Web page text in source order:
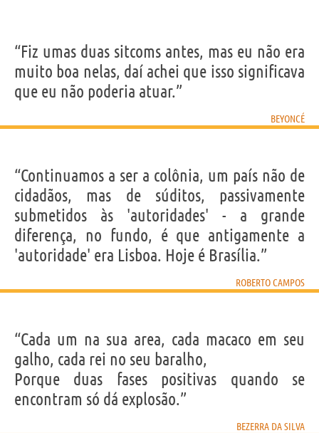
“Fiz umas duas sitcoms antes, mas eu não era
muito boa nelas, daí achei que isso significava
que eu não poderia atuar.”
BEYONCÉ
“Continuamos a ser a colônia, um país não de
cidadãos, mas de súditos, passivamente
submetidos às 'autoridades' - a grande
diferença, no fundo, é que antigamente a
'autoridade' era Lisboa. Hoje é Brasília.”
ROBERTO CAMPOS
“Cada um na sua area, cada macaco em seu
galho, cada rei no seu baralho,
Porque duas fases positivas quando se
encontram só dá explosão.”
BEZERRA DA SILVA